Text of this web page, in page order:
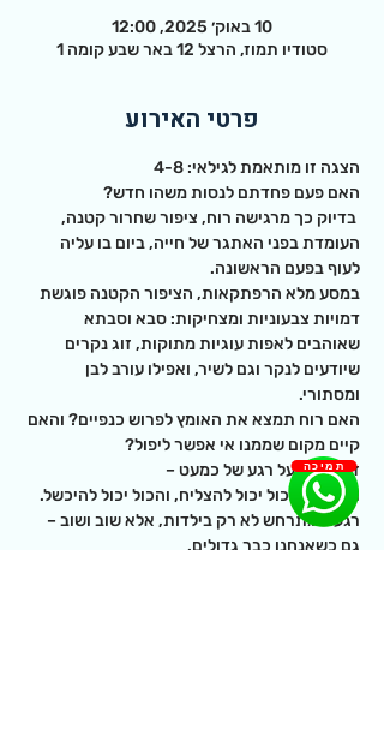
10 באוק׳ 2025, 12:00
סטודיו תמוז, הרצל 12 באר שבע קומה 1
פרטי האירוע
הצגה זו מותאמת לגילאי: 4-8
האם פעם פחדתם לנסות משהו חדש?
בדיוק כך מרגישה רוח, ציפור שחרור קטנה,
העומדת בפני האתגר של חייה, ביום בו עליה
לעוף בפעם הראשונה.
במסע מלא הרפתקאות, הציפור הקטנה פוגשת
דמויות צבעוניות ומצחיקות: סבא וסבתא
שאוהבים לאפות עוגיות מתוקות, זוג נקרים
שיודעים לנקר וגם לשיר, ואפילו עורב לבן
ומסתורי.
האם רוח תמצא את האומץ לפרוש כנפיים? והאם
קיים מקום שממנו אי אפשר ליפול?
זה סיפור על רגע של כמעט –
רגע שבו הכול יכול להצליח, והכול יכול להיכשל.
רגע שמתרחש לא רק בילדות, אלא שוב ושוב –
גם כשאנחנו כבר גדולים.
תמיכה